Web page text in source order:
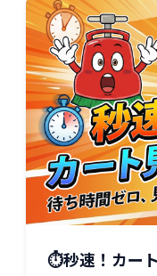
⏱️秒速！カー